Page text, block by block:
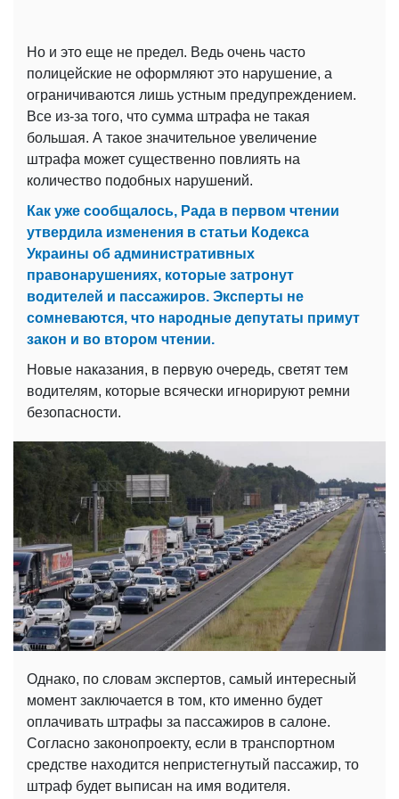
Но и это еще не предел. Ведь очень часто
полицейские не оформляют это нарушение, а
ограничиваются лишь устным предупреждением.
Все из-за того, что сумма штрафа не такая
большая. А такое значительное увеличение
штрафа может существенно повлиять на
количество подобных нарушений.
Как уже сообщалось, Рада в первом чтении
утвердила изменения в статьи Кодекса
Украины об административных
правонарушениях, которые затронут
водителей и пассажиров. Эксперты не
сомневаются, что народные депутаты примут
закон и во втором чтении.
Новые наказания, в первую очередь, светят тем
водителям, которые всячески игнорируют ремни
безопасности.
Однако, по словам экспертов, самый интересный
момент заключается в том, кто именно будет
оплачивать штрафы за пассажиров в салоне.
Согласно законопроекту, если в транспортном
средстве находится непристегнутый пассажир, то
штраф будет выписан на имя водителя.